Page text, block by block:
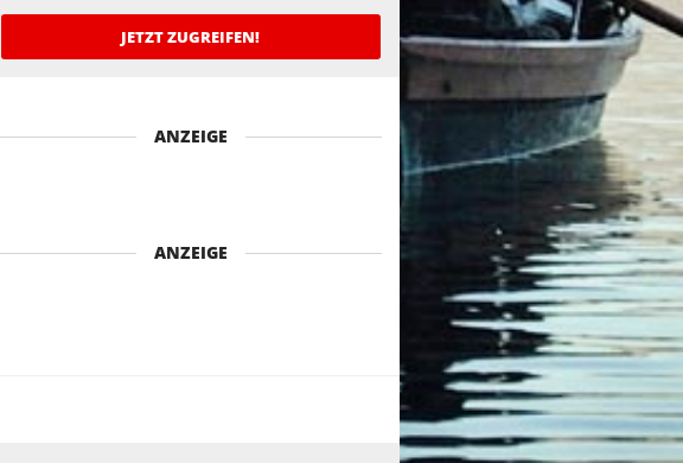
JETZT ZUGREIFEN!
ANZEIGE
ANZEIGE